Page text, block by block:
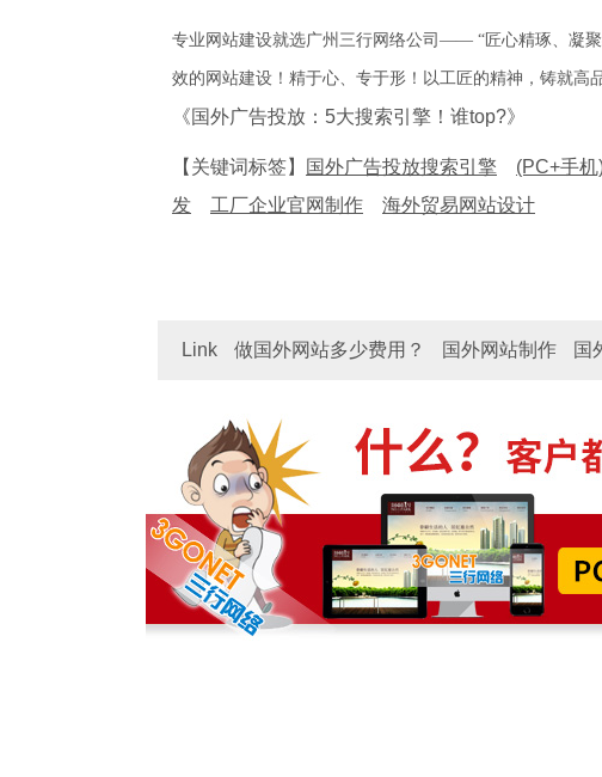
专业网站建设就选广州三行网络公司—— “匠心精琢、凝
效的网站建设！精于心、专于形！以工匠的精神，铸就高
《国外广告投放：5大搜索引擎！谁top?》
【关键词标签】 国外广告投放搜索引擎 (PC+手
发
工厂企业官网制作 海外贸易网站设计
三行网络专注国外网站建设/设计/制作：上海 深